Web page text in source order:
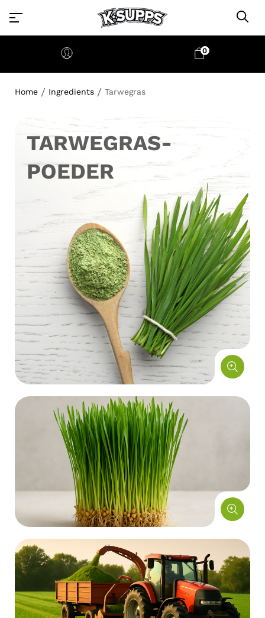
0
Home / Ingredients / Tarwegras
TARWEGRAS-
POEDER